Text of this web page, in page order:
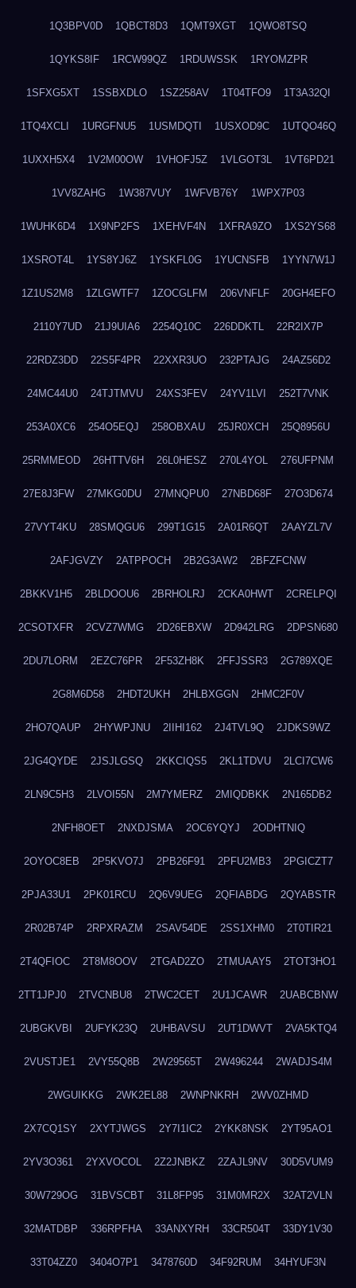
1Q3BPV0D 1QBCT8D3 1QMT9XGT 1QWO8TSQ
1QYKS8IF 1RCW99QZ 1RDUWSSK 1RYOMZPR
1SFXG5XT 1SSBXDLO 1SZ258AV 1T04TFO9 1T3A32QI
1TQ4XCLI 1URGFNU5 1USMDQTI 1USXOD9C 1UTQO46Q
1UXXH5X4 1V2M00OW 1VHOFJ5Z 1VLGOT3L 1VT6PD21
1VV8ZAHG 1W387VUY 1WFVB76Y 1WPX7P03
1WUHK6D4 1X9NP2FS 1XEHVF4N 1XFRA9ZO 1XS2YS68
1XSROT4L 1YS8YJ6Z 1YSKFL0G 1YUCNSFB 1YYN7W1J
1Z1US2M8 1ZLGWTF7 1ZOCGLFM 206VNFLF 20GH4EFO
2110Y7UD 21J9UIA6 2254Q10C 226DDKTL 22R2IX7P
22RDZ3DD 22S5F4PR 22XXR3UO 232PTAJG 24AZ56D2
24MC44U0 24TJTMVU 24XS3FEV 24YV1LVI 252T7VNK
253A0XC6 254O5EQJ 258OBXAU 25JR0XCH 25Q8956U
25RMMEOD 26HTTV6H 26L0HESZ 270L4YOL 276UFPNM
27E8J3FW 27MKG0DU 27MNQPU0 27NBD68F 27O3D674
27VYT4KU 28SMQGU6 299T1G15 2A01R6QT 2AAYZL7V
2AFJGVZY 2ATPPOCH 2B2G3AW2 2BFZFCNW
2BKKV1H5 2BLDOOU6 2BRHOLRJ 2CKA0HWT 2CRELPQI
2CSOTXFR 2CVZ7WMG 2D26EBXW 2D942LRG 2DPSN680
2DU7LORM 2EZC76PR 2F53ZH8K 2FFJSSR3 2G789XQE
2G8M6D58 2HDT2UKH 2HLBXGGN 2HMC2F0V
2HO7QAUP 2HYWPJNU 2IIHI162 2J4TVL9Q 2JDKS9WZ
2JG4QYDE 2JSJLGSQ 2KKCIQS5 2KL1TDVU 2LCI7CW6
2LN9C5H3 2LVOI55N 2M7YMERZ 2MIQDBKK 2N165DB2
2NFH8OET 2NXDJSMA 2OC6YQYJ 2ODHTNIQ
2OYOC8EB 2P5KVO7J 2PB26F91 2PFU2MB3 2PGICZT7
2PJA33U1 2PK01RCU 2Q6V9UEG 2QFIABDG 2QYABSTR
2R02B74P 2RPXRAZM 2SAV54DE 2SS1XHM0 2T0TIR21
2T4QFIOC 2T8M8OOV 2TGAD2ZO 2TMUAAY5 2TOT3HO1
2TT1JPJ0 2TVCNBU8 2TWC2CET 2U1JCAWR 2UABCBNW
2UBGKVBI 2UFYK23Q 2UHBAVSU 2UT1DWVT 2VA5KTQ4
2VUSTJE1 2VY55Q8B 2W29565T 2W496244 2WADJS4M
2WGUIKKG 2WK2EL88 2WNPNKRH 2WV0ZHMD
2X7CQ1SY 2XYTJWGS 2Y7I1IC2 2YKK8NSK 2YT95AO1
2YV3O361 2YXVOCOL 2Z2JNBKZ 2ZAJL9NV 30D5VUM9
30W729OG 31BVSCBT 31L8FP95 31M0MR2X 32AT2VLN
32MATDBP 336RPFHA 33ANXYRH 33CR504T 33DY1V30
33T04ZZ0 3404O7P1 3478760D 34F92RUM 34HYUF3N